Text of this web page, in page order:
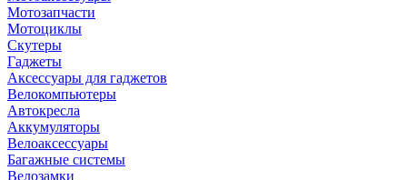
Мотозапчасти
Мотоциклы
Скутеры
Гаджеты
Аксессуары для гаджетов
Велокомпьютеры
Автокресла
Аккумуляторы
Велоаксессуары
Багажные системы
Велозамки